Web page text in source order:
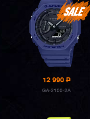
12 990P
GA-2100-2A